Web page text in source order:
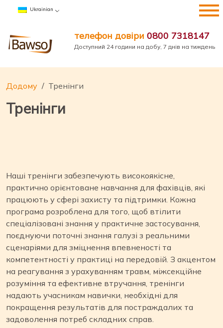
ПерейтиUkrainian
телефон довіри 0800 7318147
Доступний 24 години на добу, 7 днів на тиждень
Додому Тренінги
Тренінги
Наші тренінги забезпечують високоякісне,
практично орієнтоване навчання для фахівців, які
працюють у сфері захисту та підтримки. Кожна
програма розроблена для того, щоб втілити
спеціалізовані знання у практичне застосування,
поєднуючи поточні знання галузі з реальними
сценаріями для зміцнення впевненості та
компетентності у практиці на передовій. З акцентом
на реагування з урахуванням травм, міжсекційне
розуміння та ефективне втручання, тренінги
надають учасникам навички, необхідні для
покращення результатів для постраждалих та
задоволення потреб складних справ.